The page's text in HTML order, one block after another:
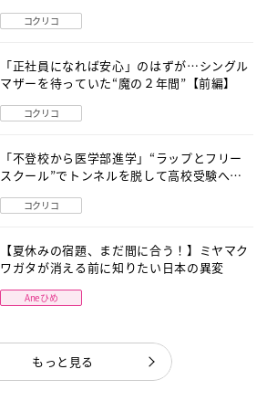
コクリコ
「正社員になれば安心」のはずが…シングル
マザーを待っていた“魔の２年間”【前編】
コクリコ
「不登校から医学部進学」“ラップとフリー
スクール”でトンネルを脱して高校受験へ
コクリコ
【夏休みの宿題、まだ間に合う！】ミヤマク
ワガタが消える前に知りたい日本の異変
Aneひめ
もっと見る